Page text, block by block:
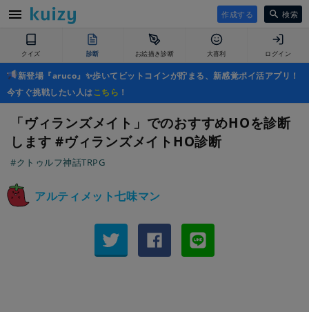
作成する 検索
クイズ 診断 お絵描き診断 大喜利 ログイン
新登場『aruco』✨歩いてビットコインが貯まる、新感覚ポイ活アプリ！
今すぐ挑戦したい人はこちら ！
「ヴィランズメイト」でのおすすめHOを診断
します #ヴィランズメイトHO診断
#クトゥルフ神話TRPG
アルティメット七味マン